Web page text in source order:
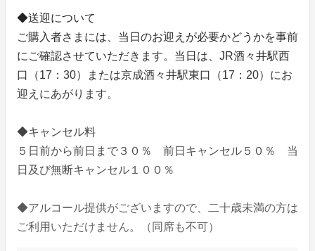
◆送迎について
ご購入者さまには、当日のお迎えが必要かどうかを事前
にご確認させていただきます。当日は、JR酒々井駅西
口（17：30）または京成酒々井駅東口（17：20）にお
迎えにあがります。
◆キャンセル料
５日前から前日まで３０％ 前日キャンセル５０％ 当
日及び無断キャンセル１００％
◆アルコール提供がございますので、二十歳未満の方は
ご利用いただけません。（同席も不可）